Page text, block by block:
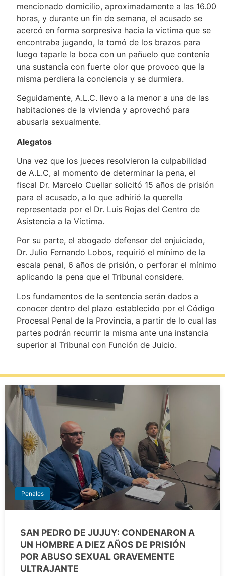
mencionado domicilio, aproximadamente a las 16.00
horas, y durante un fin de semana, el acusado se
acercó en forma sorpresiva hacia la victima que se
encontraba jugando, la tomó de los brazos para
luego taparle la boca con un pañuelo que contenía
una sustancia con fuerte olor que provoco que la
misma perdiera la conciencia y se durmiera.
Seguidamente, A.L.C. llevo a la menor a una de las
habitaciones de la vivienda y aprovechó para
abusarla sexualmente.
Alegatos
Una vez que los jueces resolvieron la culpabilidad
de A.L.C, al momento de determinar la pena, el
fiscal Dr. Marcelo Cuellar solicitó 15 años de prisión
para el acusado, a lo que adhirió la querella
representada por el Dr. Luis Rojas del Centro de
Asistencia a la Víctima.
Por su parte, el abogado defensor del enjuiciado,
Dr. Julio Fernando Lobos, requirió el mínimo de la
escala penal, 6 años de prisión, o perforar el mínimo
aplicando la pena que el Tribunal considere.
Los fundamentos de la sentencia serán dados a
conocer dentro del plazo establecido por el Código
Procesal Penal de la Provincia, a partir de lo cual las
partes podrán recurrir la misma ante una instancia
superior al Tribunal con Función de Juicio.
Penales
SAN PEDRO DE JUJUY: CONDENARON A
UN HOMBRE A DIEZ AÑOS DE PRISIÓN
POR ABUSO SEXUAL GRAVEMENTE
ULTRAJANTE